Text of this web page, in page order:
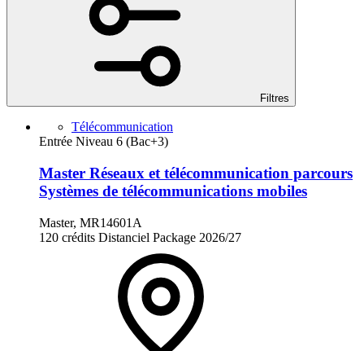
Filtres
Télécommunication
Entrée Niveau 6 (Bac+3)
Master Réseaux et télécommunication parcours
Systèmes de télécommunications mobiles
Master, MR14601A
120 crédits Distanciel Package 2026/27